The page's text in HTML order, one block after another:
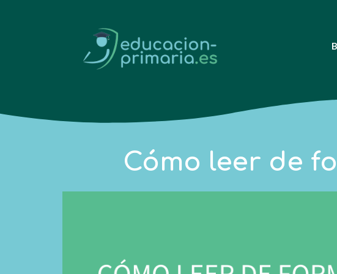
Cómo leer de